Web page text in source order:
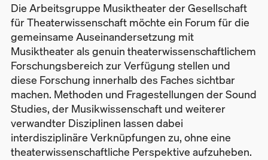
Die Arbeitsgruppe Musiktheater der Gesellschaft
für Theaterwissenschaft möchte ein Forum für die
gemeinsame Auseinandersetzung mit
Musiktheater als genuin theaterwissenschaftlichem
Forschungsbereich zur Verfügung stellen und
diese Forschung innerhalb des Faches sichtbar
machen. Methoden und Fragestellungen der Sound
Studies, der Musikwissenschaft und weiterer
verwandter Disziplinen lassen dabei
interdisziplinäre Verknüpfungen zu, ohne eine
theaterwissenschaftliche Perspektive aufzuheben.